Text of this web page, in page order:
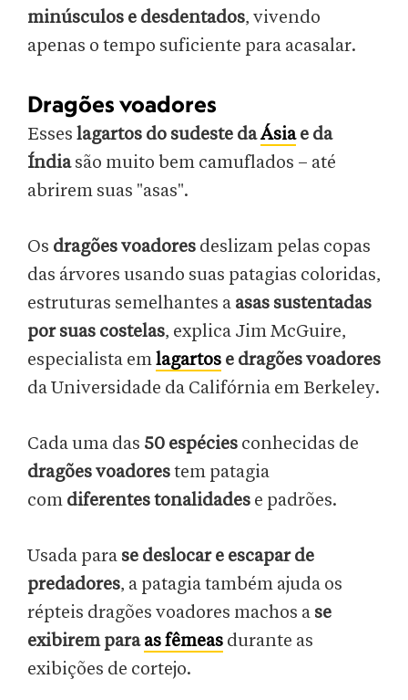
minúsculos e desdentados, vivendo
apenas o tempo suficiente para acasalar.
Dragões voadores
Esses lagartos do sudeste daÁsiae da
Índiasão muito bem camuflados – até
abrirem suas "asas".
Os dragões voadores deslizam pelas copas
das árvores usando suas patagias coloridas,
estruturas semelhantes a asas sustentadas
por suas costelas, explica Jim McGuire,
especialista emlagartos e dragões voadores
da Universidade da Califórnia em Berkeley.
Cada uma das 50 espécies conhecidas de
dragões voadorestem patagia
com diferentes tonalidades e padrões.
Usada para se deslocar e escapar de
predadores, a patagia também ajuda os
répteis dragões voadores machos a se
exibirem paraas fêmeas durante as
exibições de cortejo.